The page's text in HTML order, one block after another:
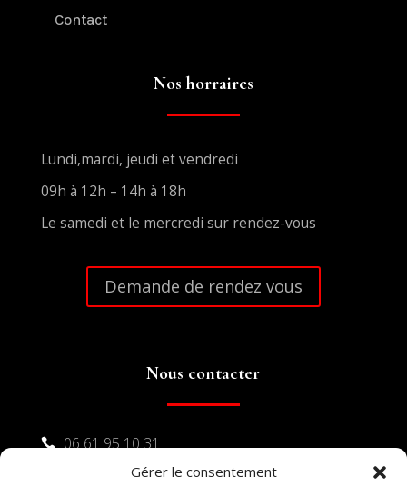
Gérer le consentement
Contact
Nos horraires
Lundi,mardi, jeudi et vendredi
09h à 12h – 14h à 18h
Le samedi et le mercredi sur rendez-vous
Demande de rendez vous
Nous contacter
 06 61 95 10 31
04 48 17 16 23